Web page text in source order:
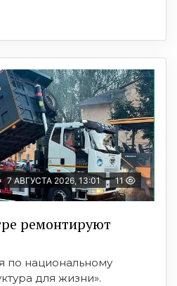
7 АВГУСТА 2026, 13:01 11
ремонтируют
по национальному
для жизни».